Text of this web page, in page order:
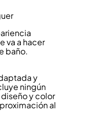
va a hacer
baño.
y
ningún
y color
al